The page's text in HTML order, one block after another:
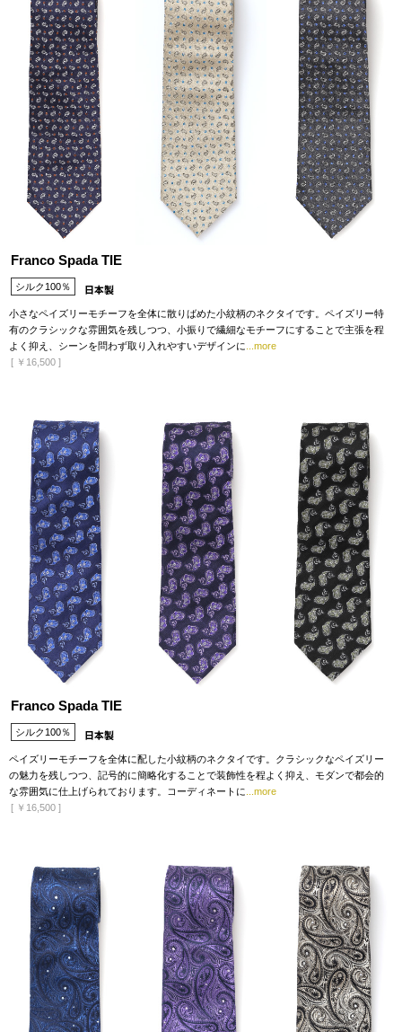
Franco Spada TIE
シルク100％
小さなペイズリーモチーフを全体に散りばめた小紋柄のネクタイです。ペイズリー特
有のクラシックな雰囲気を残しつつ、小振りで繊細なモチーフにすることで主張を程
よく抑え、シーンを問わず取り入れやすいデザインに ...more
[ ￥16,500 ]
Franco Spada TIE
シルク100％
ペイズリーモチーフを全体に配した小紋柄のネクタイです。クラシックなペイズリー
の魅力を残しつつ、記号的に簡略化することで装飾性を程よく抑え、モダンで都会的
な雰囲気に仕上げられております。コーディネートに ...more
[ ￥16,500 ]